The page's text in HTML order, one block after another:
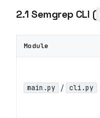
2.1 Semgrep CLI (
Module
main.py / cli.py